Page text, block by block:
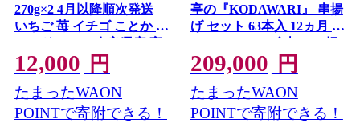
270g×2 4月以降順次発送
いちご 苺 イチゴ ことか ブ
ランドいちご 奈良県産 高
糖度 甘い 濃厚 香り 果汁
旬 新鮮 果物 フルーツ スト
ロベリー 数量限定 先行予
約 冷蔵 産地直送 農家直送
12,000 円
たまったWAON
POINTで寄附できる！
亭の『KODAWARI』 串揚
げ セット 63本入 12ヵ月 ／
シンコーフーズ 串カツ 揚
げ物 ポテト 鶏肉 豚肉 エビ
ホタテ チーズ 餅 ソース付
奈良県 葛城市【skfd-
tkb009】
209,000 円
たまったWAON
POINTで寄附できる！